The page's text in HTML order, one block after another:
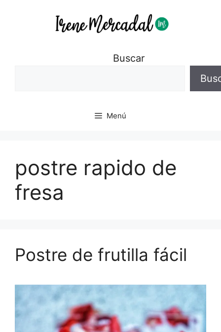
Buscar
Menú
postre rapido de
fresa
Postre de frutilla fácil